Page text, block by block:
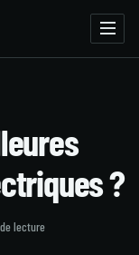
?
lecture